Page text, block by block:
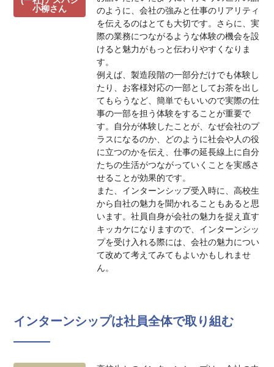
小柳さん
のように、会社の強みと仕事のリアリティ
を伝えるのはとても大切です。さらに、実
際の業務につながるような体験の機会を設
けると魅力がもっと伝わりやすくなりま
す。
例えば、製造段階の一部分だけでも体験し
たり、お客様対応の一部としてお茶を出し
てもらうなど、簡単でもいいので実際の仕
事の一部を担う体験をすることが重要で
す。自分が体験したことが、なぜ会社のプ
ラスになるのか、どのように社会や人の役
に立つのかを伝え、仕事の延長線上に自分
たちの生活がつながっていくことを実感さ
せることが効果的です。
また、インターンシップ受入時に、高校生
から自社の魅力を聞かれることもあると思
います。社員自身が会社の魅力を捉え直す
キッカケになりますので、インターンシッ
プを受け入れる際には、会社の魅力につい
て改めて考えてみてもよいかもしれませ
ん。
インターンシップは社員全体で取り組む
―――